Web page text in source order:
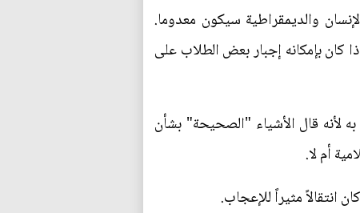
والديمقراطية سيكون معدوما.
كان بإمكانه إجبار بعض الطلاب على
لأنه قال الأشياء "الصحيحة" بشأن
أم لا.
مثيراً للإعجاب.